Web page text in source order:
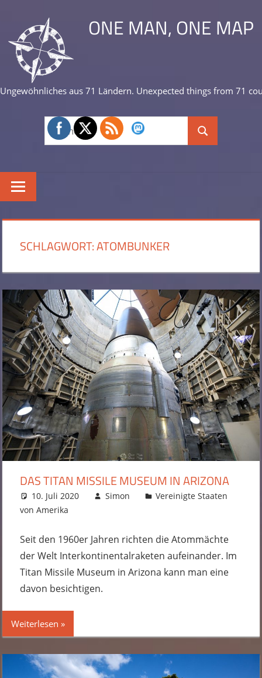
Inhalt
springen
ONE MAN, ONE MAP
Ungewöhnliches aus 71 Ländern. Unexpected things from 71
Suchen
nach:
Suchen
SCHLAGWORT:ATOMBUNKER
DAS TITAN MISSILE MUSEUM IN ARIZONA
10. Juli 2020 Simon
Vereinigte Staaten
von Amerika
Seit den 1960er Jahren richten die Atommächte
der Welt Interkontinentalraketen aufeinander. Im
Titan Missile Museum in Arizona kann man eine
davon besichtigen.
Weiterlesen